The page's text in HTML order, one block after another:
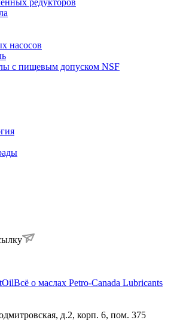
редукторов
насосов
с пищевым допуском NSF
Всё о маслах Petro-Canada Lubricants
д.2, корп. 6, пом. 375